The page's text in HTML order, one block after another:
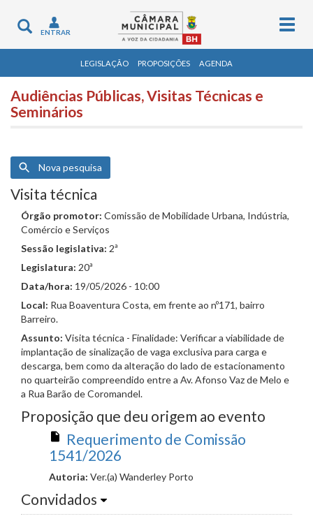
Toggle
navigation
ENTRAR
LEGISLAÇÃO PROPOSIÇÕES AGENDA
Audiências Públicas, Visitas Técnicas e
Seminários
Nova pesquisa
Visita técnica
Órgão promotor: Comissão de Mobilidade Urbana, Indústria,
Comércio e Serviços
Sessão legislativa: 2ª
Legislatura: 20ª
Data/hora: 19/05/2026 - 10:00
Local: Rua Boaventura Costa, em frente ao nº171, bairro
Barreiro.
Assunto: Visita técnica - Finalidade: Verificar a viabilidade de
implantação de sinalização de vaga exclusiva para carga e
descarga, bem como da alteração do lado de estacionamento
no quarteirão compreendido entre a Av. Afonso Vaz de Melo e
a Rua Barão de Coromandel.
Proposição que deu origem ao evento
Requerimento de Comissão
1541/2026
Autoria: Ver.(a) Wanderley Porto
Convidados